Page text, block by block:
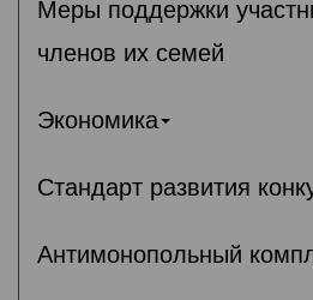
Меры поддержки
членов их семей
Экономика
Стандарт развития
Антимонопольный